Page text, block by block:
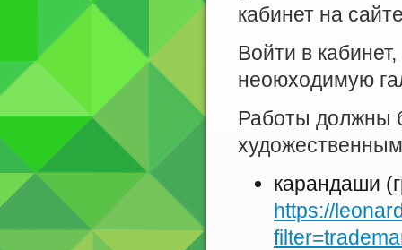
кабинет на
Войти в
неоюходимую
Работы должны
карандаши
https://